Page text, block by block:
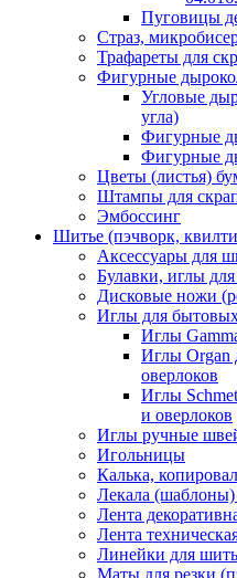
Пуговицы
Страз,
Трафареты для
Фигурные
Угловые
угла)
Фигурные
Фигурные
Цветы (листья)
Штампы для
Эмбоссинг
Шитье (пэчворк,
Аксессуары для
Булавки, иглы
Дисковые ножи
Иглы для
Иглы
Иглы Organ
оверлоков
Иглы
и оверлоков
Иглы ручные
Игольницы
Калька,
Лекала
Лента
Лента
Линейки для
Маты для резки